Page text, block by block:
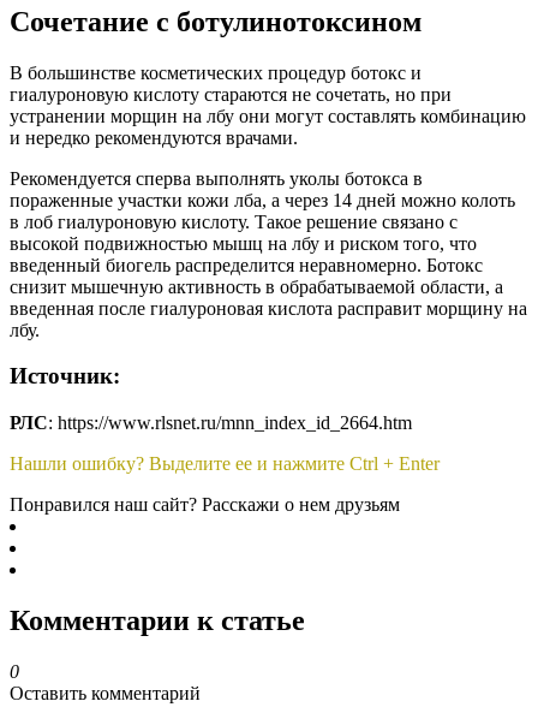
Сочетание с ботулинотоксином
В большинстве косметических процедур ботокс и
гиалуроновую кислоту стараются не сочетать, но при
устранении морщин на лбу они могут составлять комбинацию
и нередко рекомендуются врачами.
Рекомендуется сперва выполнять уколы ботокса в
пораженные участки кожи лба, а через 14 дней можно колоть
в лоб гиалуроновую кислоту. Такое решение связано с
высокой подвижностью мышц на лбу и риском того, что
введенный биогель распределится неравномерно. Ботокс
снизит мышечную активность в обрабатываемой области, а
введенная после гиалуроновая кислота расправит морщину на
лбу.
Источник:
РЛС: https://www.rlsnet.ru/mnn_index_id_2664.htm
Нашли ошибку? Выделите ее и нажмите Ctrl + Enter
Понравился наш сайт? Расскажи о нем друзьям
Комментарии к статье
0
Оставить комментарий